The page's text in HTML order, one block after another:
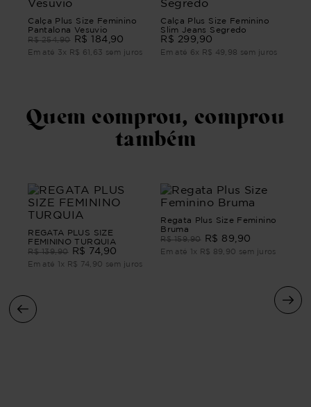
Calça Plus Size Feminino
Pantalona Vesuvio
R$ 254,90 R$ 184 90
Em até 3x R$ 61 63 sem juros
Calça Plus Size Feminino
Slim Jeans Segredo
R$ 299 90
Em até 6x R$ 49 98 sem juros
Quem comprou, comprou
também
REGATA PLUS SIZE
FEMININO TURQUIA
R$ 139,90 R$ 74 90
Em até 1 x R$ 74 90 sem juros
Regata Plus Size Feminino
Bruma
R$ 159,90 R$ 89 90
Em até 1 x R$ 89 90 sem juros